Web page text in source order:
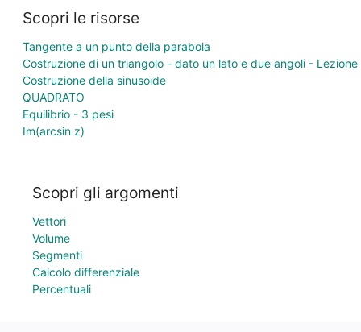
Scopri le risorse
Tangente a un punto della parabola
Costruzione di un triangolo - dato un lato e due angoli - Lezione
Costruzione della sinusoide
QUADRATO
Equilibrio - 3 pesi
Im(arcsin z)
Scopri gli argomenti
Vettori
Volume
Segmenti
Calcolo differenziale
Percentuali